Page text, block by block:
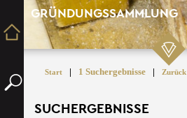
GRÜNDUNGSSAMMLUNG
Start | 1 Suchergebnisse | Zurück
SUCHERGEBNISSE